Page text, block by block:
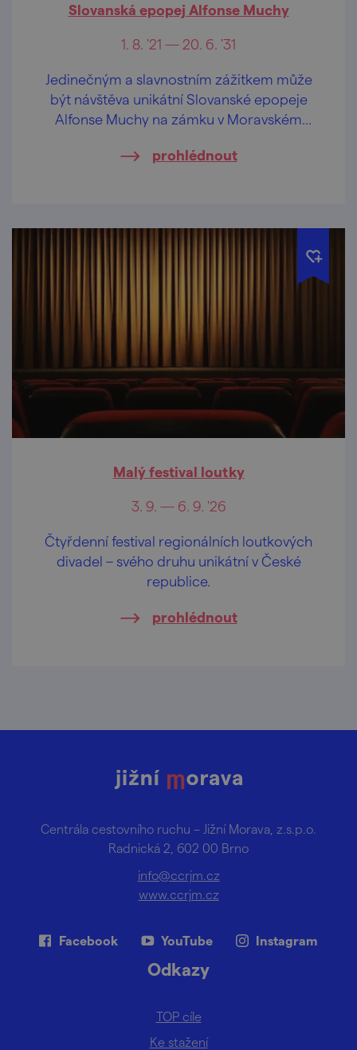
Slovanská epopej Alfonse Muchy
1. 8. '21 — 20. 6. '31
Jedinečným a slavnostním zážitkem může
být návštěva unikátní Slovanské epopeje
Alfonse Muchy na zámku v Moravském
prohlédnout
Malý festival loutky
3. 9. — 6. 9. '26
Čtyřdenní festival regionálních loutkových
divadel – svého druhu unikátní v České
republice.
prohlédnout
Centrála cestovního ruchu – Jižní Morava, z.s.p.o.
Radnická 2, 602 00 Brno
info@ccrjm.cz
www.ccrjm.cz
Facebook YouTube Instagram
Odkazy
TOP cíle
Ke stažení